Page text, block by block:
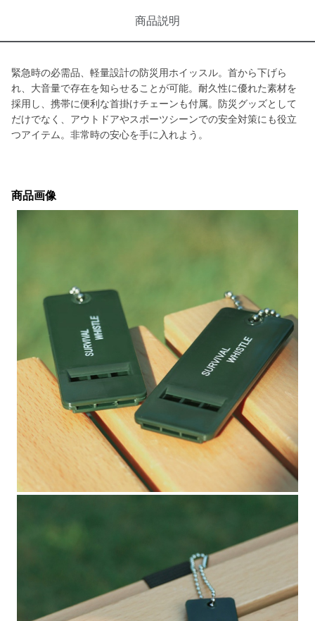
商品説明
緊急時の必需品、軽量設計の防災用ホイッスル。首から下げら
れ、大音量で存在を知らせることが可能。耐久性に優れた素材を
採用し、携帯に便利な首掛けチェーンも付属。防災グッズとして
だけでなく、アウトドアやスポーツシーンでの安全対策にも役立
つアイテム。非常時の安心を手に入れよう。
商品画像